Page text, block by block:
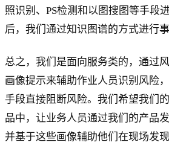
照识别、PS检测和以图搜图等手段
后，我们通过知识图谱的方式进行事
总之，我们是面向服务类的，通过
画像提示来辅助作业人员识别风险
手段直接阻断风险。我们希望我们
品中，让业务人员通过我们的产品
并基于这些画像辅助他们在现场发现